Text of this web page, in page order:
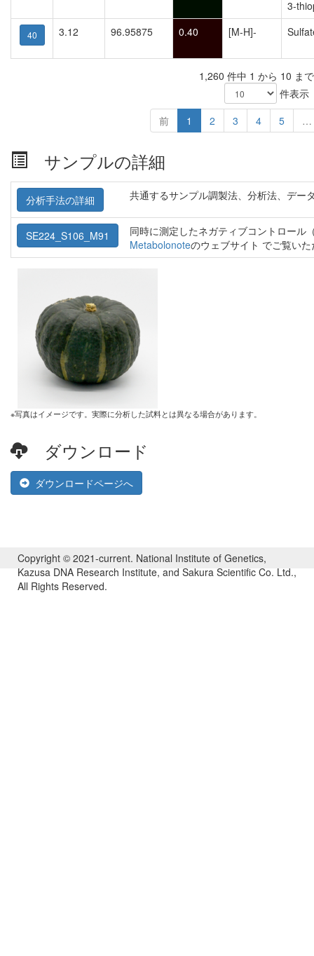
3-
40 3.12 96.95875 0.40 [M-H]-
1,260 件中 1 から 10 ま
件表示
前
1 2 3 4 5 …
サンプルの詳細
分析手法の詳細 共通するサンプル調製法、分析法、デー
SE224_S106_M91
同時に測定したネガティブコントロール
Metabolonoteのウェブサイト でご覧い
※写真はイメージです。実際に分析した試料とは異なる場合があります。
ダウンロード
ダウンロードページへ
Copyright © 2021-current. National Institute of Genetics,
Kazusa DNA Research Institute, and Sakura Scientific Co. Ltd.,
All Rights Reserved.